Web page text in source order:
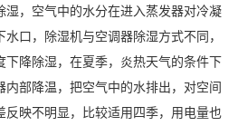
，空气中的水分在进入蒸发器对冷凝
口，除湿机与空调器除湿方式不同，
下降除湿，在夏季，炎热天气的条件下
部降温，把空气中的水排出，对空间
反映不明显，比较适用四季，用电量也